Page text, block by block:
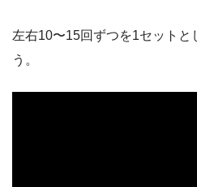
左右10〜15回ずつを1セットと
う。